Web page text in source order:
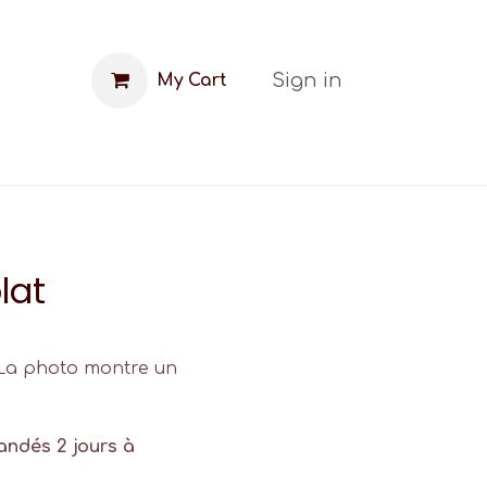
My Cart Sign in
photo montre un
2 jours à